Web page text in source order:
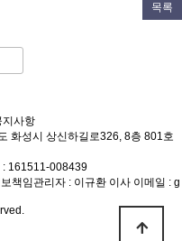
목록
지사항
화성시 상신하길로326, 8층 801호
: 161511-008439
책임관리자 : 이규환 이사 이메일 : g